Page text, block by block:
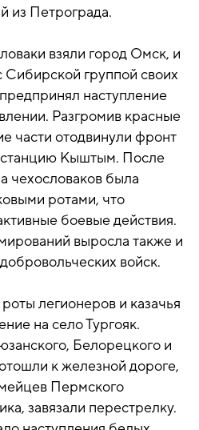
из Петрограда.
взяли город Омск, и
группой своих
наступление
Разгромив красные
части отодвинули фронт
станцию Кыштым. После
чехословаков была
ротами, что
боевые действия.
выросла также и
войск.
легионеров и казачья
на село Тургояк.
Белорецкого и
к железной дороге,
Пермского
завязали перестрелку.